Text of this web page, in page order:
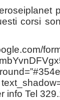
corsi
info Tel